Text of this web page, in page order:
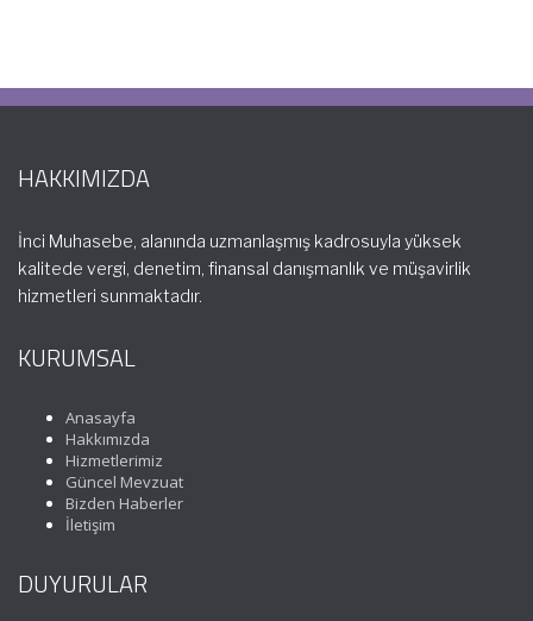
HAKKIMIZDA
İnci Muhasebe, alanında uzmanlaşmış kadrosuyla yüksek
kalitede vergi, denetim, finansal danışmanlık ve müşavirlik
hizmetleri sunmaktadır.
KURUMSAL
Anasayfa
Hakkımızda
Hizmetlerimiz
Güncel Mevzuat
Bizden Haberler
İletişim
DUYURULAR